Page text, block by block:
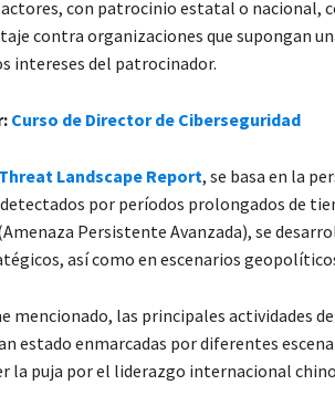
con patrocinio estatal o nacional,
contra organizaciones que supongan
intereses del patrocinador.
Curso de Director de Ciberseguridad
Threat Landscape Report, se basa en la
por períodos prolongados de
Persistente Avanzada), se
así como en escenarios
mencionado, las principales actividades
estado enmarcadas por diferentes
la puja por el liderazgo internacional